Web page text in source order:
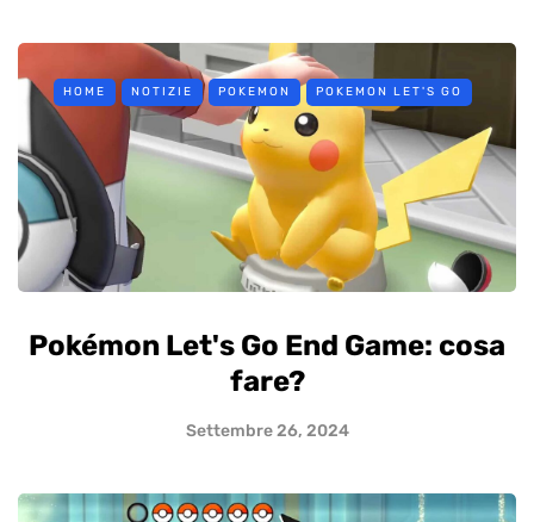
HOME NOTIZIE POKEMON POKEMON LET'S GO
Pokémon Let's Go End Game: cosa
fare?
Settembre 26, 2024